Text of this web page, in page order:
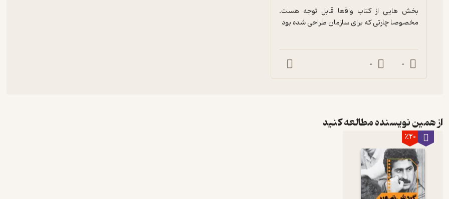
مخصوصا چارتی که برای سازمان طراحی شده بود
0
0
از همین نویسنده مطالعه کنید
٪20